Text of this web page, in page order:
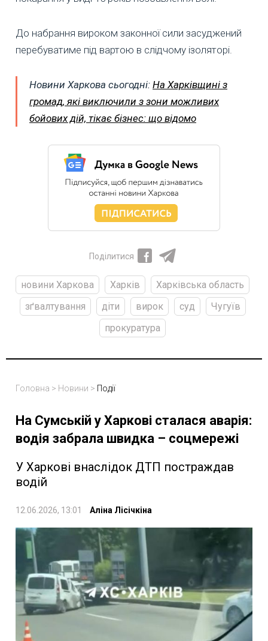
До набрання вироком законної сили засуджений
перебуватиме під вартою в слідчому ізоляторі.
Новини Харкова сьогодні: На Харківщині з
громад, які виключили з зони можливих
бойових дій, тікає бізнес: що відомо
Поділитися
новини Харкова Харків
Харківська область
зґвалтування
діти вирок суд
Чугуїв
прокуратура
Головна > Новини > Події
На Сумській у Харкові сталася аварія:
водія забрала швидка – соцмережі
У Харкові внаслідок ДТП постраждав
водій
12.06.2026, 13:01 Аліна Лісічкіна